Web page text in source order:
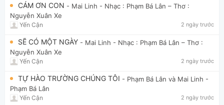
CÁM ƠN CON - Mai Linh - Nhạc : Phạm Bá Lân – Thơ :
Nguyễn Xuân Xe
Yến Cận 2 ngày trước
SẼ CÓ MỘT NGÀY - Mai Linh - Nhạc : Phạm Bá Lân – Thơ :
Nguyễn Xuân Xe
Yến Cận 2 ngày trước
TỰ HÀO TRƯỜNG CHÚNG TÔI - Phạm Bá Lân và Mai Linh -
Phạm Bá Lân
Yến Cận 2 ngày trước